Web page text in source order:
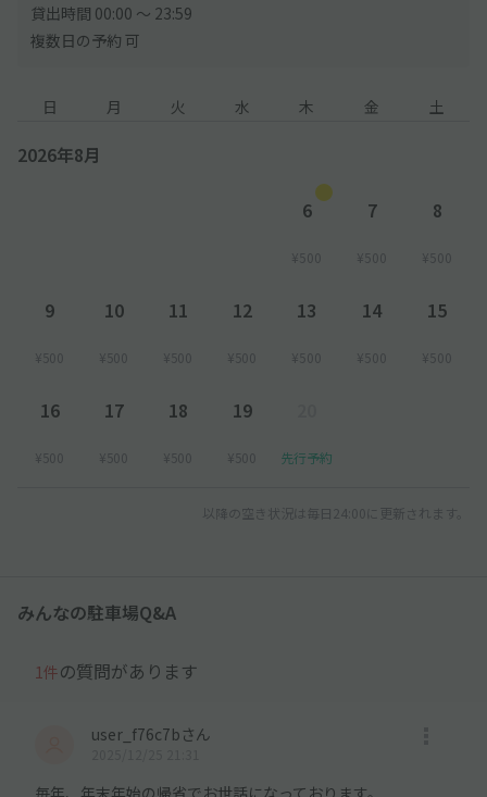
貸出時間 00:00 〜 23:59
複数日の予約 可
日 月 火 水 木 金 土
2026年8月
6
¥500
7
¥500
8
¥500
9
¥500
10
¥500
11
¥500
12
¥500
13
¥500
14
¥500
15
¥500
16
¥500
17
¥500
18
¥500
19
¥500 先行予約
以降の空き状況は毎日24:00に更新されます。
みんなの駐車場Q&A
1件の質問があります
user_f76c7bさん
毎年、年末年始の帰省でお世話になっております。